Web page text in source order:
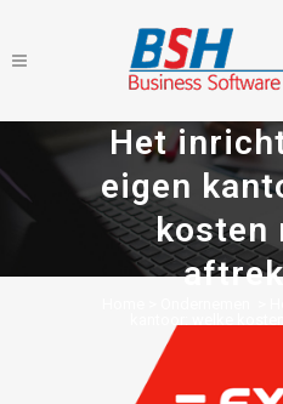
Het
eigen
kosten